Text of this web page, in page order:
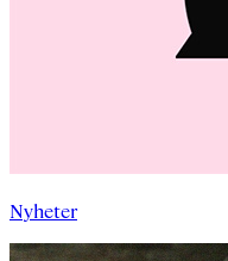
Nyheter